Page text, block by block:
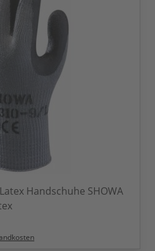
Handschuhe SHOWA